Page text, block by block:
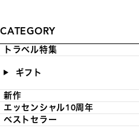
CATEGORY
トラベル特集
ギフト
新作
エッセンシャル10周年
ベストセラー